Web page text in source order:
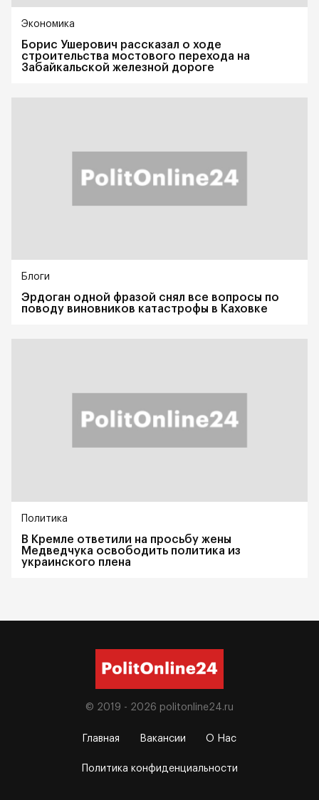
Экономика
Борис Ушерович рассказал о ходе
строительства мостового перехода на
Забайкальской железной дороге
Блоги
Эрдоган одной фразой снял все вопросы по
поводу виновников катастрофы в Каховке
Политика
В Кремле ответили на просьбу жены
Медведчука освободить политика из
украинского плена
© 2019 - 2026 politonline24.ru
Главная Вакансии О Нас
Политика конфиденциальности